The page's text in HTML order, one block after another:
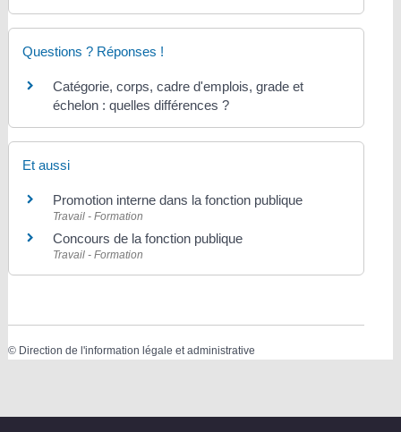
Questions ? Réponses !
Catégorie, corps, cadre d'emplois, grade et
échelon : quelles différences ?
Et aussi
Promotion interne dans la fonction publique
Travail - Formation
Concours de la fonction publique
Travail - Formation
© Direction de l'information légale et administrative